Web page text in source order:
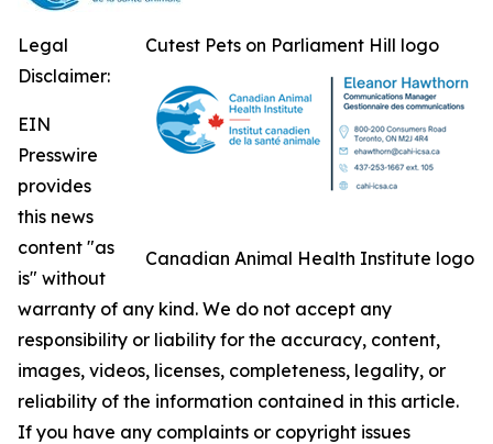
Cutest Pets on Parliament Hill logo
Canadian Animal Health Institute logo
Legal
Disclaimer:
EIN
Presswire
provides
this news
content "as
is" without
warranty of any kind. We do not accept any
responsibility or liability for the accuracy, content,
images, videos, licenses, completeness, legality, or
reliability of the information contained in this article.
If you have any complaints or copyright issues